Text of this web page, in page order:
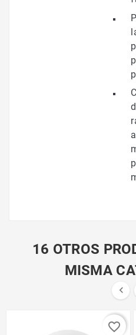
16 OTROS
MISMA

favorite_border